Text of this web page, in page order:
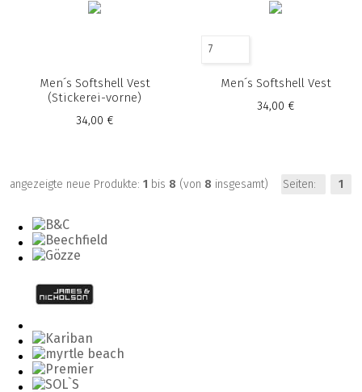
Men´s Softshell Vest
(Stickerei-vorne)
34,00 €
7
Men´s Softshell Vest
34,00 €
Seiten: 1
angezeigte neue Produkte: 1 bis 8 (von 8 insgesamt)